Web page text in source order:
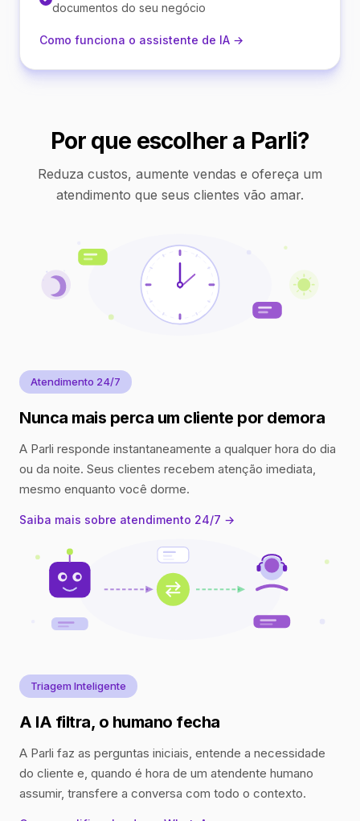
documentos do seu negócio
Como funciona o assistente de IA →
Por que escolher a Parli?
Reduza custos, aumente vendas e ofereça um
atendimento que seus clientes vão amar.
Atendimento 24/7
Nunca mais perca um cliente por demora
A Parli responde instantaneamente a qualquer hora do dia
ou da noite. Seus clientes recebem atenção imediata,
mesmo enquanto você dorme.
Saiba mais sobre atendimento 24/7 →
Triagem Inteligente
A IA filtra, o humano fecha
A Parli faz as perguntas iniciais, entende a necessidade
do cliente e, quando é hora de um atendente humano
assumir, transfere a conversa com todo o contexto.